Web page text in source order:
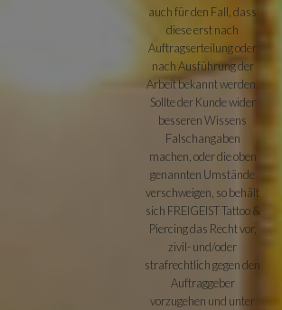
auch für den Fall, dass
diese erst nach
Auftragserteilung oder
nach Ausführung der
Arbeit bekannt werden.
Sollte der Kunde wider
besseren Wissens
Falschangaben
machen, oder die oben
genannten Umstände
verschweigen, so behält
sich FREIGEIST Tattoo &
Piercing das Recht vor,
zivil- und/oder
strafrechtlich gegen den
Auftraggeber
vorzugehen und unter